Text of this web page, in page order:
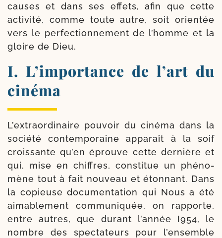
causes et dans ses effets, afin que cette
acti­vi­té, comme toute autre, soit orien­tée
vers le per­fec­tion­ne­ment de l’homme et la
gloire de Dieu.
I. L’importance de l’art du
cinéma
L’extraordinaire pou­voir du ciné­ma dans la
socié­té contem­po­raine appa­raît à la soif
crois­sante qu’en éprouve cette der­nière et
qui, mise en chiffres, consti­tue un phé­no­
mène tout à fait nou­veau et éton­nant. Dans
la copieuse docu­men­ta­tion qui Nous a été
aima­ble­ment com­mu­ni­quée, on rap­porte,
entre autres, que durant l’an­née I954, le
nombre des spec­ta­teurs pour l’en­semble